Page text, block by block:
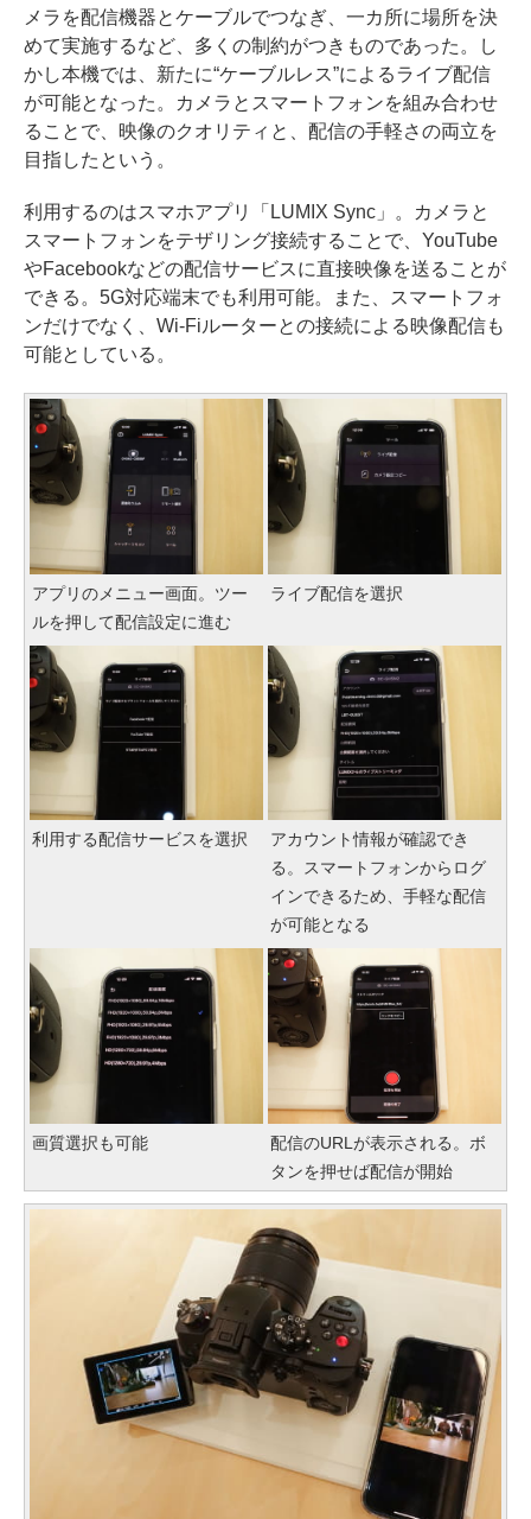
メラを配信機器とケーブルでつなぎ、一カ所に場所を決
めて実施するなど、多くの制約がつきものであった。し
かし本機では、新たに“ケーブルレス”によるライブ配信
が可能となった。カメラとスマートフォンを組み合わせ
ることで、映像のクオリティと、配信の手軽さの両立を
目指したという。
利用するのはスマホアプリ「LUMIX Sync」。カメラと
スマートフォンをテザリング接続することで、YouTube
やFacebookなどの配信サービスに直接映像を送ることが
できる。5G対応端末でも利用可能。また、スマートフォ
ンだけでなく、Wi-Fiルーターとの接続による映像配信も
可能としている。
アプリのメニュー画面。ツー
ルを押して配信設定に進む
ライブ配信を選択
利用する配信サービスを選択
アカウント情報が確認でき
る。スマートフォンからログ
インできるため、手軽な配信
が可能となる
画質選択も可能
配信のURLが表示される。ボ
タンを押せば配信が開始